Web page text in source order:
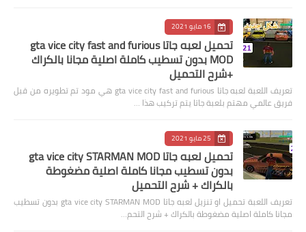
16 مايو 2021
تحميل لعبه جاتا gta vice city fast and furious
MOD بدون تسطيب كاملة اصلية مجانا بالكراك
+شرح التحميل
تعريف اللعبة لعبه جاتا gta vice city fast and furious هي مود تم تطويره من قبل
فريق عالمي مهتم بلعبة جاتا يتم تركيب هذا …
25 مايو 2021
تحميل لعبه جاتا gta vice city STARMAN MOD
بدون تسطيب مجانا كاملة اصلية مضغوطة
بالكراك + شرح التحميل
تعريف اللعبة تحميل او تنزيل لعبه جاتا gta vice city STARMAN MOD بدون تسطيب
مجانا كاملة اصلية مضغوطة بالكراك + شرح التحم…